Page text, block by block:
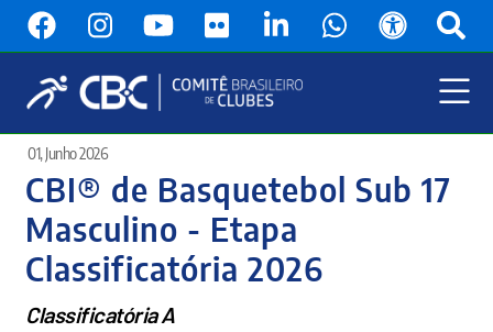
conteúdo
Menu
Principal
CBI® de Basquetebol Sub 17
Masculino - Etapa
Classificatória 2026
01, Junho 2026
Classificatória A